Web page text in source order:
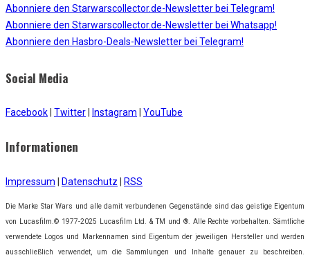
Abonniere den Starwarscollector.de-Newsletter bei Telegram!
Abonniere den Starwarscollector.de-Newsletter bei Whatsapp!
Abonniere den Hasbro-Deals-Newsletter bei Telegram!
Social Media
Facebook Twitter Instagram YouTube
Informationen
Impressum Datenschutz RSS
Die Marke Star Wars und alle damit verbundenen Gegenstände sind das geistige Eigentum
von Lucasfilm.© 1977-2025 Lucasfilm Ltd. & TM und ®. Alle Rechte vorbehalten. Sämtliche
verwendete Logos und Markennamen sind Eigentum der jeweiligen Hersteller und werden
ausschließlich verwendet, um die Sammlungen und Inhalte genauer zu beschreiben.